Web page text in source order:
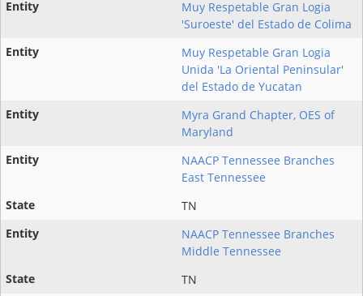
Muy Respetable Gran Logia
'Suroeste' del Estado de Colima
Muy Respetable Gran Logia
Unida 'La Oriental Peninsular'
del Estado de Yucatan
Myra Grand Chapter, OES of
Maryland
NAACP Tennessee Branches
East Tennessee
TN
NAACP Tennessee Branches
Middle Tennessee
TN